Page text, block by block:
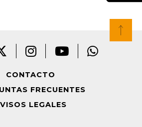
CONTACTO
FRECUENTES
LEGALES